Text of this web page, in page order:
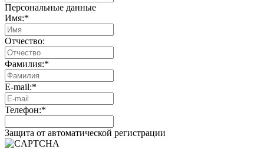
Персональные данные
Имя:*
Отчество:
Фамилия:*
E-mail:*
Телефон:*
Защита от автоматической регистрации